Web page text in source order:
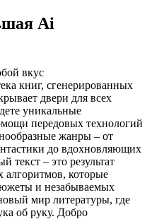
Ai
вкус
книг, сгенерированных
двери для всех
уникальные
передовых технологий
жанры – от
до вдохновляющих
текст – это результат
алгоритмов, которые
и незабываемых
мир литературы, где
об руку. Добро